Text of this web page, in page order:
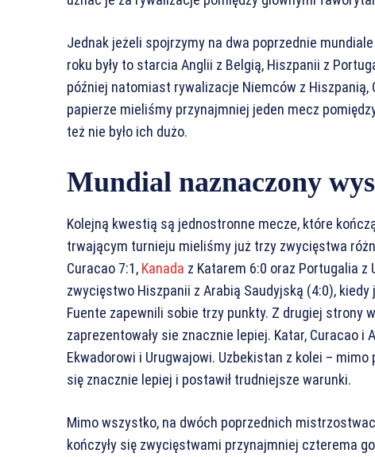
Jednak jeżeli spojrzymy na dwa poprzednie
roku były to starcia Anglii z Belgią, Hiszpanii z
później natomiast rywalizacje Niemców z
papierze mieliśmy przynajmniej jeden mecz
też nie było ich dużo.
Mundial naznaczony
Kolejną kwestią są jednostronne mecze, które
trwającym turnieju mieliśmy już trzy zwycięstwa
Curacao 7:1, Kanada z Katarem 6:0 oraz Portugalia z
zwycięstwo Hiszpanii z Arabią Saudyjską (4:0),
Fuente zapewnili sobie trzy punkty. Z drugiej strony
zaprezentowały sie znacznie lepiej. Katar, Curacao
Ekwadorowi i Urugwajowi. Uzbekistan z kolei –
się znacznie lepiej i postawił trudniejsze warunki.
Mimo wszystko, na dwóch poprzednich
kończyły się zwycięstwami przynajmniej czterema